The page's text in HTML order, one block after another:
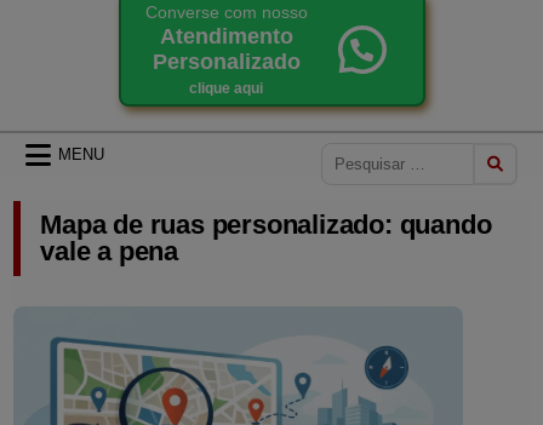
Converse com nosso
Atendimento
Personalizado
clique aqui
MENU
Pesquisar
Mapa de ruas personalizado: quando
vale a pena